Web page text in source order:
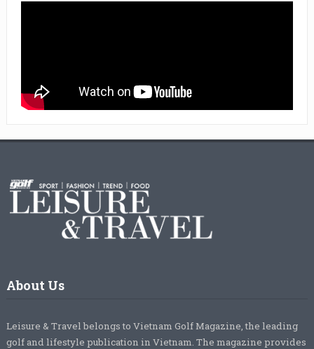
About Us
Leisure & Travel belongs to Vietnam Golf Magazine, the leading
golf and lifestyle publication in Vietnam. The magazine provides